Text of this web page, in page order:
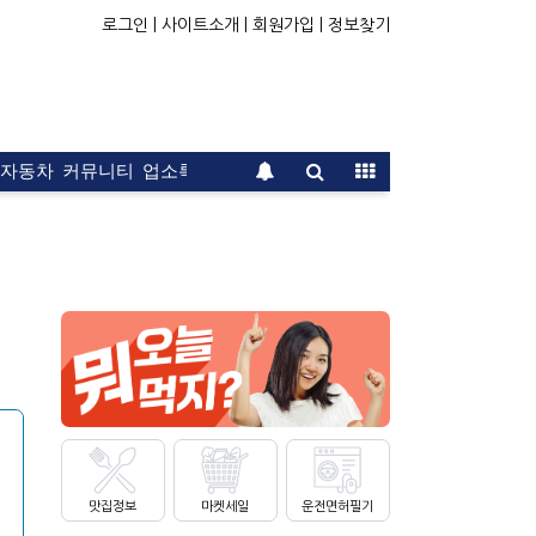
로그인 | 사이트소개 | 회원가입 | 정보찾기
자동차 커뮤니티 업소록 운전면허 문의 광고
맛집정보 마켓세일 운전면허필기